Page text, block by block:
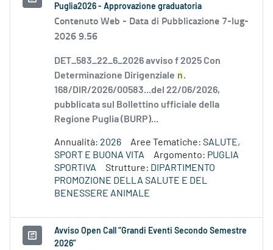
Puglia2026 - Approvazione graduatoria
Contenuto Web - Data di Pubblicazione 7-lug-
2026 9.56
DET_583_22_6_2026 avviso f 2025 Con
Determinazione Dirigenziale n.
168/DIR/2026/00583...del 22/06/2026,
pubblicata sul Bollettino ufficiale della
Regione Puglia (BURP)...
Annualità: 2026 Aree Tematiche: SALUTE,
SPORT E BUONA VITA
Argomento: PUGLIA
SPORTIVA
Strutture: DIPARTIMENTO
PROMOZIONE DELLA SALUTE E DEL
BENESSERE ANIMALE
Avviso Open Call “Grandi Eventi Secondo Semestre
2026”